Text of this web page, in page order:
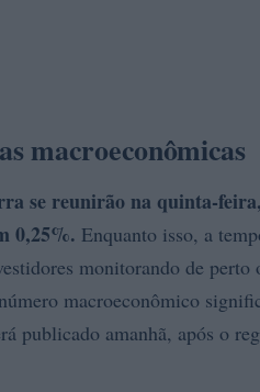
macroeconômicas
se reunirão na quinta-
0,25%. Enquanto isso, a
monitorando de perto
macroeconômico
publicado amanhã, após o